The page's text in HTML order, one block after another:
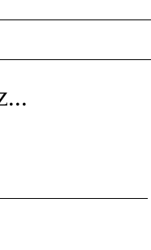
Tahsisat-ı Mestureyi (